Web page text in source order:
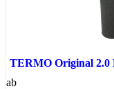
TERMO Original 2.0
ab